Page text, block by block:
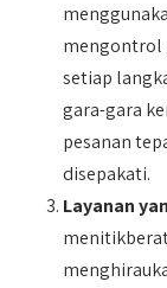
mengontrol
setiap
gara-gara
pesanan
disepakati.
Layanan